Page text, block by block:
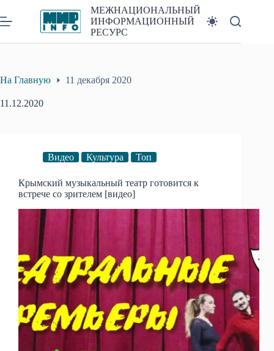
к
сути
МЕЖНАЦИОНАЛЬНЫЙ
ИНФОРМАЦИОННЫЙ
РЕСУРС
На Главную 11 декабря 2020
11.12.2020
Видео Культура Топ
Крымский музыкальный театр готовится к
встрече со зрителем [видео]